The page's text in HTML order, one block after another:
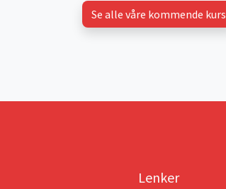
Se alle våre kommende kurs
Lenker